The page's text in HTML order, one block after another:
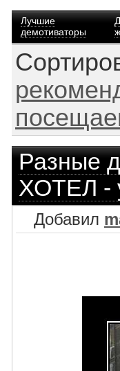
Лучшие
демотиваторы
Разные
ХОТЕЛ -
Добавил